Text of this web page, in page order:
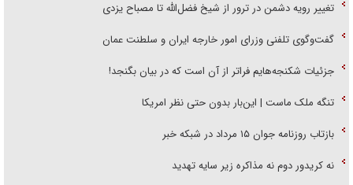
تغییر رویه دشمن در ترور از شیخ فضل‌الله تا مصباح یزدی
گفت‌وگوی تلفنی وزرای امور خارجه ایران و سلطنت عمان
جزئیات شکنجه‌هایم فراتر از آن است که در بیان بگنجد!
تنگه ملک ماست | این‌بار بدون حتی نظر امریکا
بازتاب روزنامه جوان ۱۵ مرداد در شبکه خبر
نه کریدور دوم نه مذاکره زیر سایه تهدید